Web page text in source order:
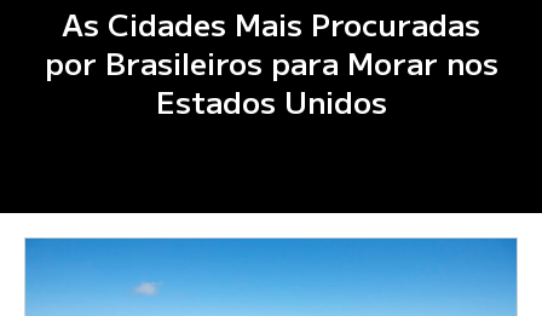
As Cidades Mais Procuradas
por Brasileiros para Morar nos
Estados Unidos